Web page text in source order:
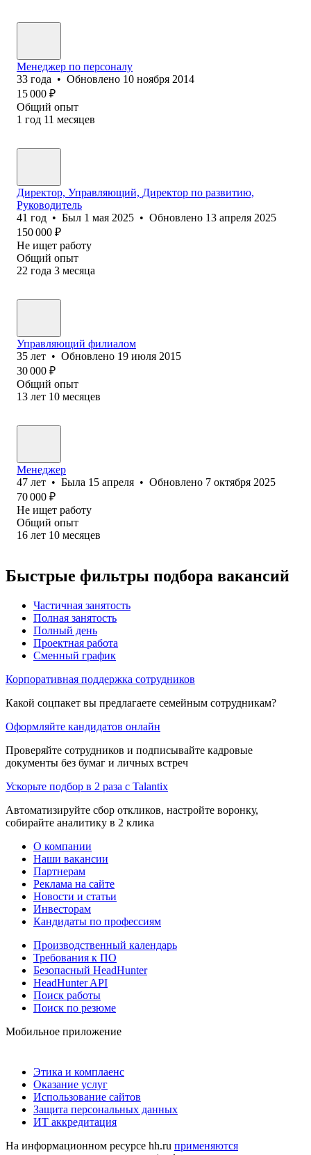
Менеджер по персоналу
33 года • Обновлено 10 ноября 2014
15 000 ₽
Общий опыт
1 год 11 месяцев
Директор, Управляющий, Директор по развитию,
Руководитель
41 год • Был 1 мая 2025 • Обновлено 13 апреля 2025
150 000 ₽
Не ищет работу
Общий опыт
22 года 3 месяца
Управляющий филиалом
35 лет • Обновлено 19 июля 2015
30 000 ₽
Общий опыт
13 лет 10 месяцев
Менеджер
47 лет • Была 15 апреля • Обновлено 7 октября 2025
70 000 ₽
Не ищет работу
Общий опыт
16 лет 10 месяцев
Быстрые фильтры подбора вакансий
Частичная занятость
Полная занятость
Полный день
Проектная работа
Сменный график
Корпоративная поддержка сотрудников
Какой соцпакет вы предлагаете семейным сотрудникам?
Оформляйте кандидатов онлайн
Проверяйте сотрудников и подписывайте кадровые
документы без бумаг и личных встреч
Ускорьте подбор в 2 раза с Talantix
Автоматизируйте сбор откликов, настройте воронку,
собирайте аналитику в 2 клика
О компании
Наши вакансии
Партнерам
Реклама на сайте
Новости и статьи
Инвесторам
Кандидаты по профессиям
Производственный календарь
Требования к ПО
Безопасный HeadHunter
HeadHunter API
Поиск работы
Поиск по резюме
Мобильное приложение
Этика и комплаенс
Оказание услуг
Использование сайтов
Защита персональных данных
ИТ аккредитация
На информационном ресурсе hh.ru применяются